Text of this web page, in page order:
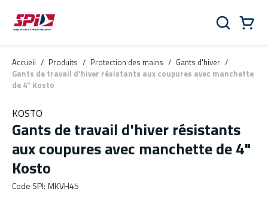
Aller au contenu principal
Skip to menu
Skip to footer
Rechercher
Accueil / Produits / Protection des mains / Gants d'hiver /
Gants de travail d'hiver résistants aux coupures avec manchette
de 4" Kosto
KOSTO
Gants de travail d'hiver résistants
aux coupures avec manchette de 4"
Kosto
Code SPI: MKVH45